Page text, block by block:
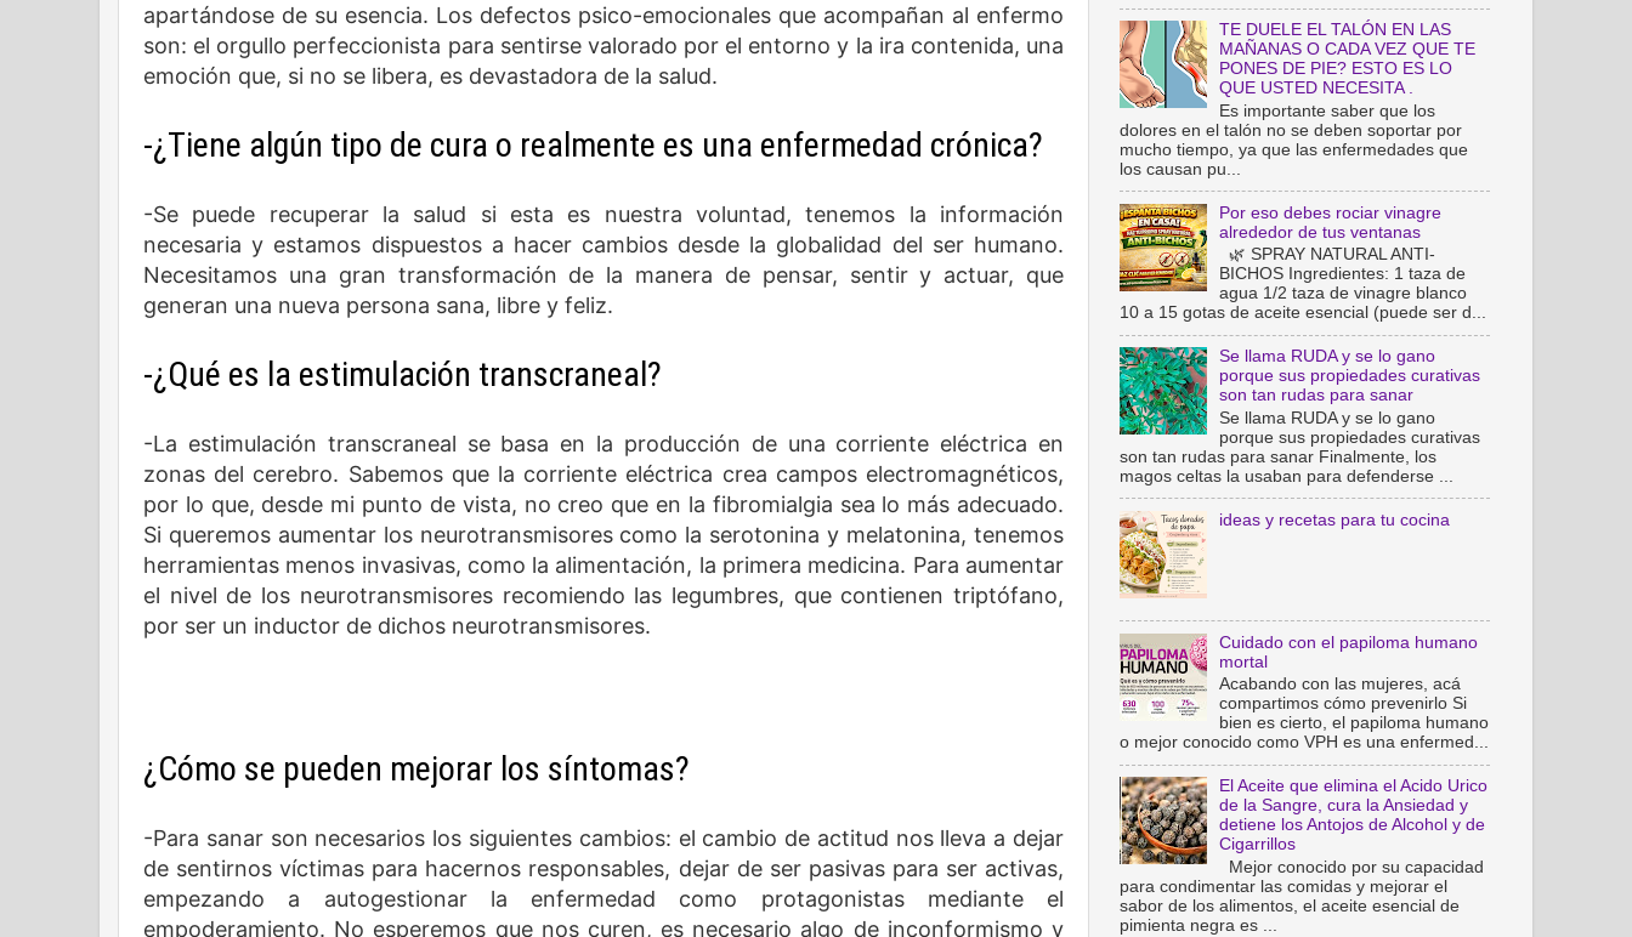
apartándose de su esencia. Los defectos psico-emocionales que acompañan al enfermo
son: el orgullo perfeccionista para sentirse valorado por el entorno y la ira contenida, una
emoción que, si no se libera, es devastadora de la salud.
-¿Tiene algún tipo de cura o realmente es una enfermedad crónica?
-Se puede recuperar la salud si esta es nuestra voluntad, tenemos la información
necesaria y estamos dispuestos a hacer cambios desde la globalidad del ser humano.
Necesitamos una gran transformación de la manera de pensar, sentir y actuar, que
generan una nueva persona sana, libre y feliz.
-¿Qué es la estimulación transcraneal?
-La estimulación transcraneal se basa en la producción de una corriente eléctrica en
zonas del cerebro. Sabemos que la corriente eléctrica crea campos electromagnéticos,
por lo que, desde mi punto de vista, no creo que en la fibromialgia sea lo más adecuado.
Si queremos aumentar los neurotransmisores como la serotonina y melatonina, tenemos
herramientas menos invasivas, como la alimentación, la primera medicina. Para aumentar
el nivel de los neurotransmisores recomiendo las legumbres, que contienen triptófano,
por ser un inductor de dichos neurotransmisores.
¿Cómo se pueden mejorar los síntomas?
-Para sanar son necesarios los siguientes cambios: el cambio de actitud nos lleva a dejar
de sentirnos víctimas para hacernos responsables, dejar de ser pasivas para ser activas,
empezando a autogestionar la enfermedad como protagonistas mediante el
empoderamiento. No esperemos que nos curen, es necesario algo de inconformismo y
TE DUELE EL TALÓN EN LAS
MAÑANAS O CADA VEZ QUE TE
PONES DE PIE? ESTO ES LO
QUE USTED NECESITA .
Es importante saber que los
dolores en el talón no se deben soportar por
mucho tiempo, ya que las enfermedades que
los causan pu...
Por eso debes rociar vinagre
alrededor de tus ventanas
🌿 SPRAY NATURAL ANTI-
BICHOS Ingredientes: 1 taza de
agua 1/2 taza de vinagre blanco
10 a 15 gotas de aceite esencial (puede ser d...
Se llama RUDA y se lo gano
porque sus propiedades curativas
son tan rudas para sanar
Se llama RUDA y se lo gano
porque sus propiedades curativas
son tan rudas para sanar Finalmente, los
magos celtas la usaban para defenderse ...
ideas y recetas para tu cocina
Cuidado con el papiloma humano
mortal
Acabando con las mujeres, acá
compartimos cómo prevenirlo Si
bien es cierto, el papiloma humano
o mejor conocido como VPH es una enfermed...
El Aceite que elimina el Acido Urico
de la Sangre, cura la Ansiedad y
detiene los Antojos de Alcohol y de
Cigarrillos
Mejor conocido por su capacidad
para condimentar las comidas y mejorar el
sabor de los alimentos, el aceite esencial de
pimienta negra es ...